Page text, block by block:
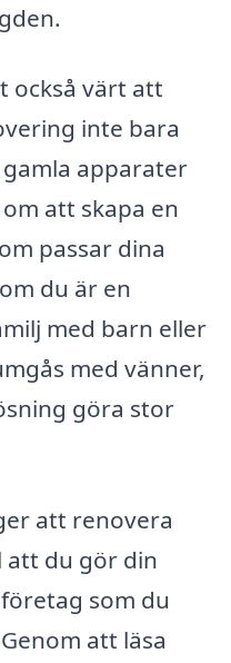
också värt att
inte bara
apparater
att skapa en
passar dina
du är en
med barn eller
med vänner,
göra stor
att renovera
att du gör din
som du
att läsa